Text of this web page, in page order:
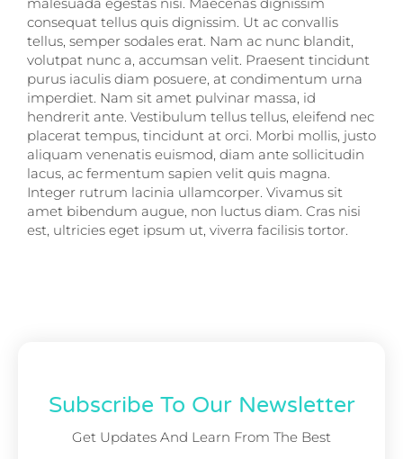
consequat tellus quis dignissim. Ut ac convallis
tellus, semper sodales erat. Nam ac nunc blandit,
volutpat nunc a, accumsan velit. Praesent tincidunt
purus iaculis diam posuere, at condimentum urna
imperdiet. Nam sit amet pulvinar massa, id
hendrerit ante. Vestibulum tellus tellus, eleifend nec
placerat tempus, tincidunt at orci. Morbi mollis, justo
aliquam venenatis euismod, diam ante sollicitudin
lacus, ac fermentum sapien velit quis magna.
Integer rutrum lacinia ullamcorper. Vivamus sit
amet bibendum augue, non luctus diam. Cras nisi
est, ultricies eget ipsum ut, viverra facilisis tortor.
Subscribe To Our Newsletter
Get Updates And Learn From The Best